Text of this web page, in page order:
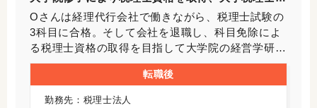
のことです。
人に転職
Oさんは経理代行会社で働きながら、税理士試験の
3科目に合格。そして会社を退職し、科目免除によ
る税理士資格の取得を目指して大学院の経営学研究
科に進学しました。ジャスネットにご登録されたの
は、大学院修了と税理士資格取得が間近に迫ってい
た時期でした。Oさんは得意の英語を活かして、大
転職後
勤務先：税理士法人